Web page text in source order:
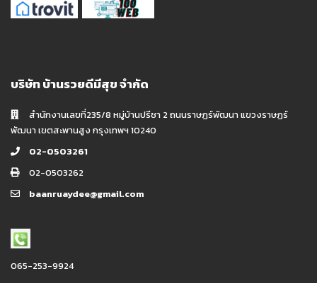
บริษัท บ้านรวยดีมีสุข จำกัด
สำนักงานเลขที่235/8 หมู่บ้านปรีชา 2 ถนนราษฏร์พัฒนา แขวงราษฏร์
พัฒนา เขตสะพานสูง กรุงเทพฯ 10240
02-0503261
02-0503262
baanruaydee@gmail.com
065-253-9924